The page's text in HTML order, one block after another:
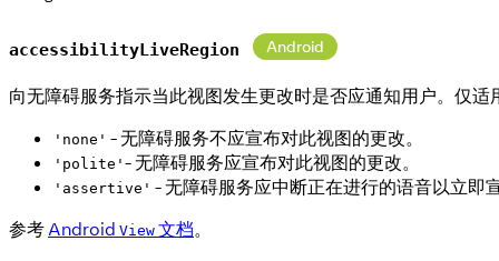
accessibilityLiveRegion Android
向无障碍服务指示当此视图发生更改时是否应通知用户。仅
'none' - 无障碍服务不应宣布对此视图的更改。
'polite' - 无障碍服务应宣布对此视图的更改。
'assertive' - 无障碍服务应中断正在进行的语音以立即
参考Android View 文档。